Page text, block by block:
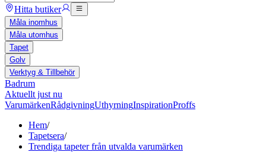
Hitta butiker
Måla inomhus
Måla utomhus
Tapet
Golv
Verktyg & Tillbehör
Badrum
Aktuellt just nu
VarumärkenRådgivningUthyrningInspirationProffs
Hem/
Tapetsera/
Trendiga tapeter från utvalda varumärken